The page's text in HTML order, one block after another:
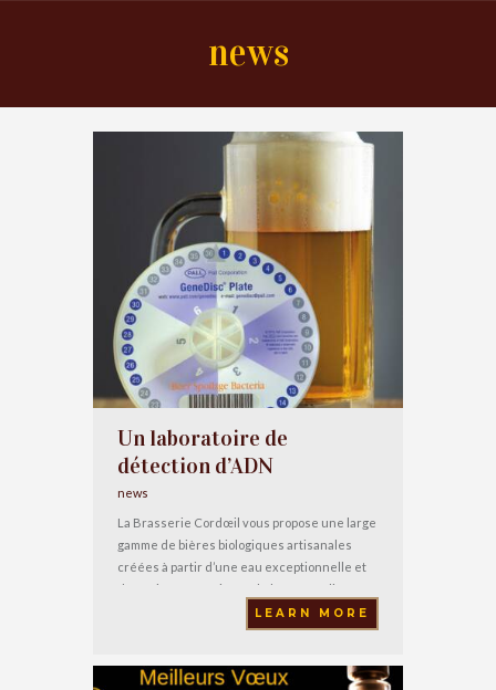
news
Un laboratoire de
détection d’ADN
news
La Brasserie Cordœil vous propose une large
gamme de bières biologiques artisanales
créées à partir d’une eau exceptionnelle et
de matières premières de haute qualité.
Dans le cadre de l’amélioration continue de
ses bières, la brasserie Cordoeil s’équipe
micro-organismes indésirables. Ce système
LEARN MORE